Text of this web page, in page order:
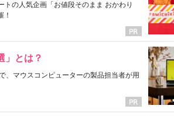
の人気企画「お値段そのまま おかわり
！
」とは？
、マウスコンピューターの製品担当者が用